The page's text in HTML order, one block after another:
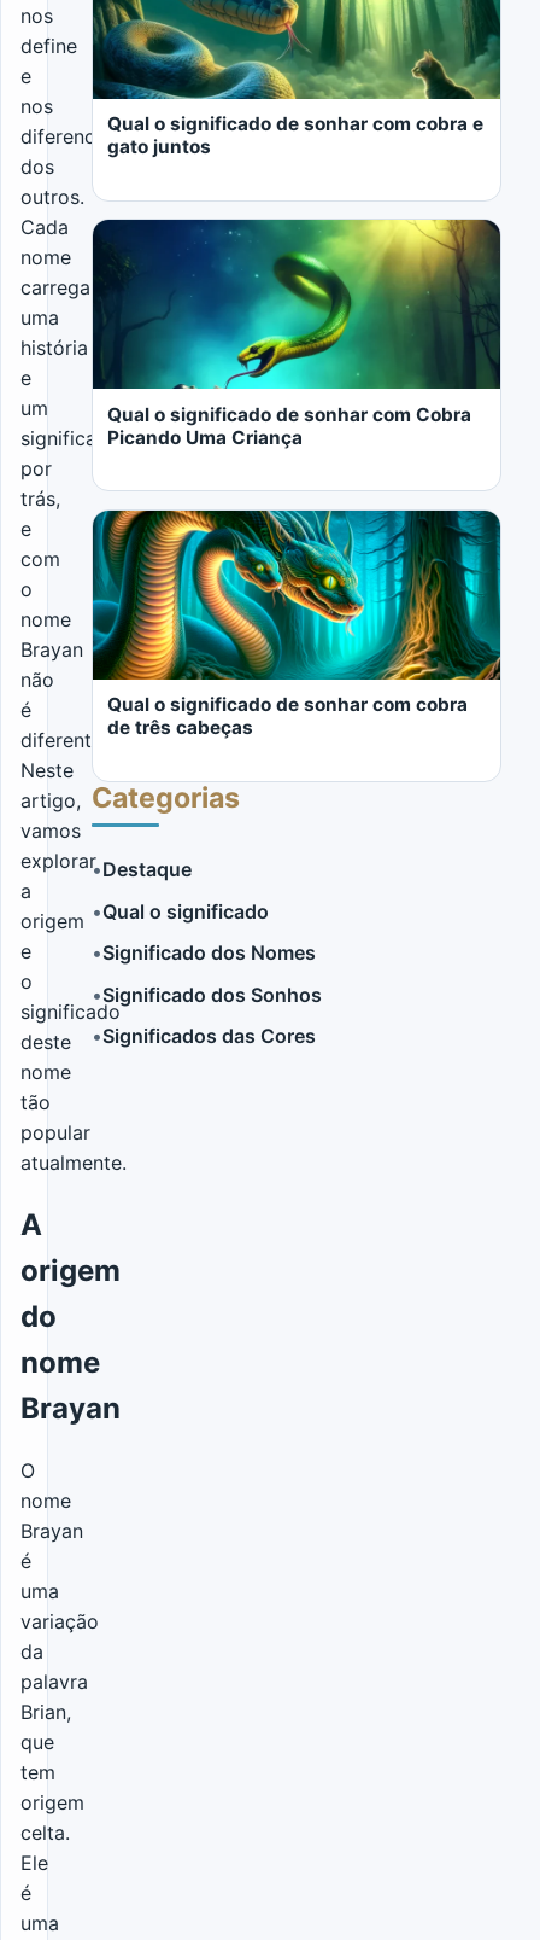
nos
define
e
nos
diferencia
dos
outros.
Cada
nome
carrega
uma
história
e
um
significado
por
trás,
e
com
o
nome
Brayan
não
é
diferente.
Neste
artigo,
vamos
explorar
a
origem
e
o
significado
deste
nome
tão
popular
atualmente.
A
origem
do
nome
Brayan
O
nome
Brayan
é
uma
variação
da
palavra
Brian,
que
tem
origem
celta.
Ele
é
uma
LER MAIS
Qual o significado de sonhar com cobra e
gato juntos
Qual o significado de sonhar com Cobra
Picando Uma Criança
LER MAIS
Qual o significado de sonhar com cobra
de três cabeças
LER MAIS
Categorias
•Destaque
•Qual o significado
•Significado dos Nomes
•Significado dos Sonhos
•Significados das Cores